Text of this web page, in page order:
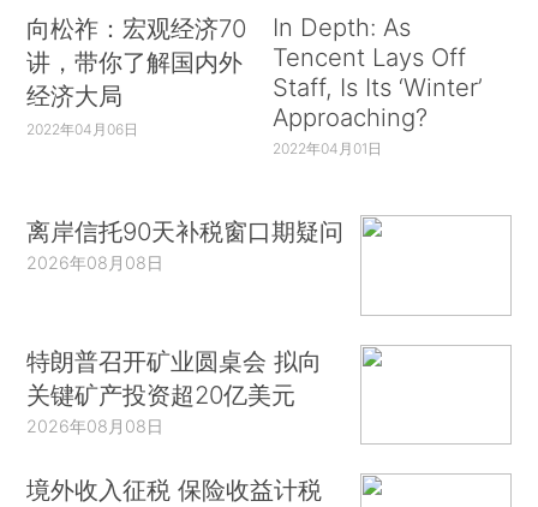
向松祚：宏观经济70
讲，带你了解国内外
经济大局
2022年04月06日
In Depth: As
Tencent Lays Off
Staff, Is Its ‘Winter’
Approaching?
2022年04月01日
离岸信托90天补税窗口期疑问
2026年08月08日
特朗普召开矿业圆桌会 拟向
关键矿产投资超20亿美元
2026年08月08日
境外收入征税 保险收益计税